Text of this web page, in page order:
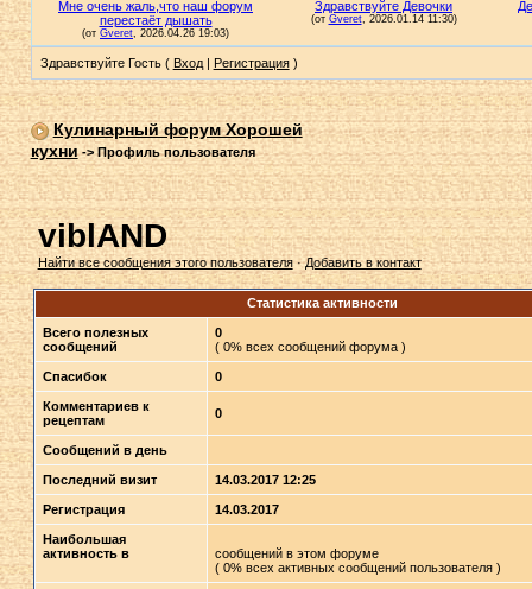
Здравствуйте Гость ( Вход| Регистрация)
Кулинарный форум Хорошей
кухни->Профиль пользователя
viblAND
Найти все сообщения этого пользователя·Добавить в контакт
Статистика активности
Всего полезных
сообщений
0
( 0% всех сообщений форума )
Спасибок 0
Комментариев к
рецептам
0
Сообщений в день
Последний визит 14.03.2017 12:25
Регистрация 14.03.2017
Наибольшая
активность в
сообщений в этом форуме
( 0% всех активных сообщений пользователя )